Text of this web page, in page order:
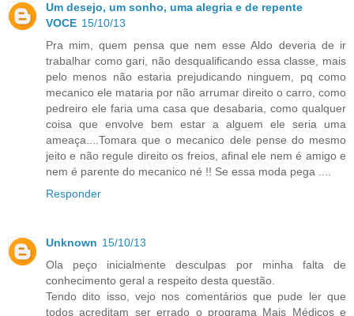
Um desejo, um sonho, uma alegria e de repente
VOCE 15/10/13
Pra mim, quem pensa que nem esse Aldo deveria de ir
trabalhar como gari, não desqualificando essa classe, mais
pelo menos não estaria prejudicando ninguem, pq como
mecanico ele mataria por não arrumar direito o carro, como
pedreiro ele faria uma casa que desabaria, como qualquer
coisa que envolve bem estar a alguem ele seria uma
ameaça....Tomara que o mecanico dele pense do mesmo
jeito e não regule direito os freios, afinal ele nem é amigo e
nem é parente do mecanico né !! Se essa moda pega ....
Responder
Unknown 15/10/13
Ola peço inicialmente desculpas por minha falta de
conhecimento geral a respeito desta questão.
Tendo dito isso, vejo nos comentários que pude ler que
todos acreditam ser errado o programa Mais Médicos e